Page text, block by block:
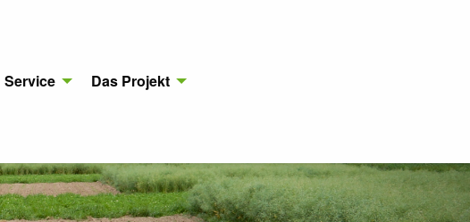
Service Das Projekt